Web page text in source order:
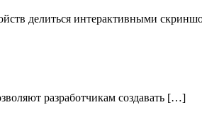
делиться интерактивными
разработчикам создавать […]